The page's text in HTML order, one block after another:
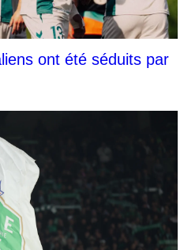
ont été séduits par